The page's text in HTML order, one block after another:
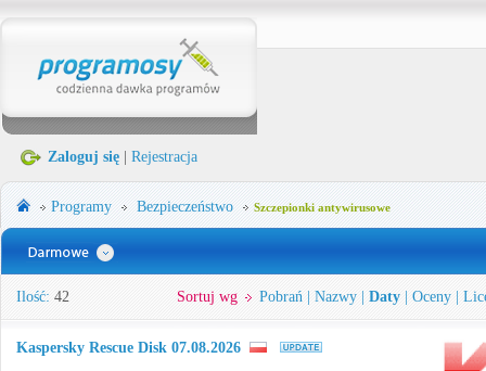
Zaloguj się Rejestracja
Programy Bezpieczeństwo Szczepionki antywirusowe
Ilość: 42 Sortuj wg Pobrań Nazwy Daty Oceny
Kaspersky Rescue Disk 07.08.2026